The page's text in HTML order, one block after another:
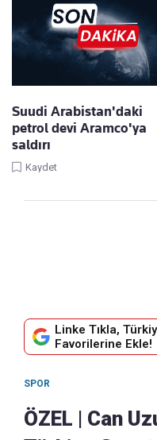
Suudi Arabistan'daki
petrol devi Aramco'ya
saldırı
Kaydet
Linke Tıkla,
Favorilerine Ekle!
SPOR
ÖZEL | Can